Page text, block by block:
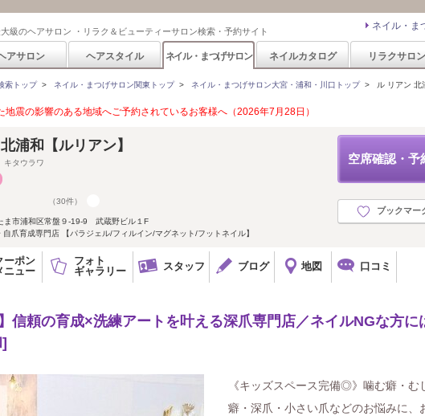
大級のヘアサロン ・リラク＆ビューティーサロン検索・予約サイト ネイル・ま
アサロン ヘアスタイル ネイル・まつげサロン ネイルカタログ リラクサロン
索トップ> ネイル・まつげサロン関東トップ> ネイル・まつげサロン大宮・浦和・川口トップ> ル リアン 北
地震の影響のある地域へご予約されているお客様へ（2026年7月28日）
空席確認・予
ブックマー
浦和【ルリアン】
タウラワ
（30件）
ま市浦和区常盤９-19-9 武蔵野ビル１F
自爪育成専門店 【パラジェル/フィルイン/マグネット/フットネイル】
ーポン
ニュー
フォト
ギャラリー
スタッフ ブログ 地図 口コミ
信頼の育成×洗練アートを叶える深爪専門店／ネイルNGな方に
《キッズスペース完備◎》噛む癖・む
癖・深爪・小さい爪などのお悩みに、